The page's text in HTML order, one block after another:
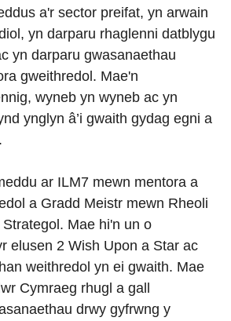
a'r sector preifat, yn arwain
yn darparu rhaglenni datblygu
yn darparu gwasanaethau
gweithredol. Mae'n
wyneb yn wyneb ac yn
ynglyn â’i gwaith gydag egni a
ar ILM7 mewn mentora a
a Gradd Meistr mewn Rheoli
Mae hi'n un o
elusen 2 Wish Upon a Star ac
weithredol yn ei gwaith. Mae
Cymraeg rhugl a gall
drwy gyfrwng y